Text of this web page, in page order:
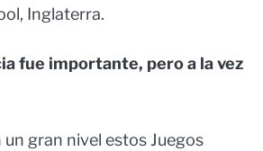
Inglaterra.
fue importante, pero a la vez
gran nivel estos Juegos